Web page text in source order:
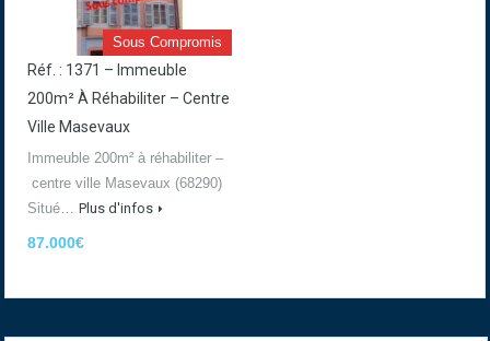
Sous Compromis
Réf. : 1371 – Immeuble
200m² À Réhabiliter – Centre
Ville Masevaux
Immeuble 200m² à réhabiliter –
centre ville Masevaux (68290)
Situé… Plus d'infos
87.000€